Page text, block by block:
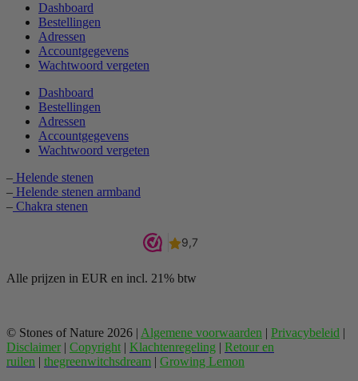
Dashboard
Bestellingen
Adressen
Accountgegevens
Wachtwoord vergeten
Dashboard
Bestellingen
Adressen
Accountgegevens
Wachtwoord vergeten
– Helende stenen
– Helende stenen armband
– Chakra stenen
Alle prijzen in EUR en incl. 21% btw
© Stones of Nature 2026 | Algemene voorwaarden | Privacybeleid |
Disclaimer | Copyright | Klachtenregeling | Retour en
ruilen | thegreenwitchsdream | Growing Lemon